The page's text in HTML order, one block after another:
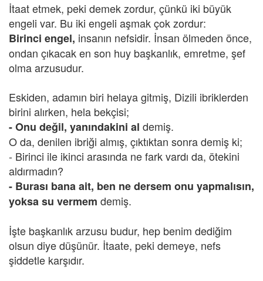
İtaat etmek, peki demek zordur, çünkü iki büyük
engeli var. Bu iki engeli aşmak çok zordur:
Birinci engel, insanın nefsidir. İnsan ölmeden önce,
ondan çıkacak en son huy başkanlık, emretme, şef
olma arzusudur.
Eskiden, adamın biri helaya gitmiş, Dizili ibriklerden
birini alırken, hela bekçisi;
- Onu değil, yanındakini al demiş.
O da, denilen ibriği almış, çıktıktan sonra demiş ki;
- Birinci ile ikinci arasında ne fark vardı da, ötekini
aldırmadın?
- Burası bana ait, ben ne dersem onu yapmalısın,
yoksa su vermem demiş.
İşte başkanlık arzusu budur, hep benim dediğim
olsun diye düşünür. İtaate, peki demeye, nefs
şiddetle karşıdır.